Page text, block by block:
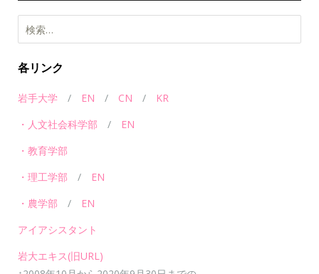
各リンク
岩手大学 / EN / CN / KR
・人文社会科学部 / EN
・教育学部
・理工学部 / EN
・農学部 / EN
アイアシスタント
岩大エキス(旧URL)